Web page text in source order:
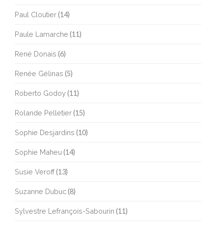
Paul Cloutier(14)
Paule Lamarche (11)
René Donais (6)
Renée Gélinas (5)
Roberto Godoy(11)
Rolande Pelletier(15)
Sophie Desjardins (10)
Sophie Maheu(14)
Susie Veroff(13)
Suzanne Dubuc(8)
Sylvestre Lefrançois-Sabourin (11)